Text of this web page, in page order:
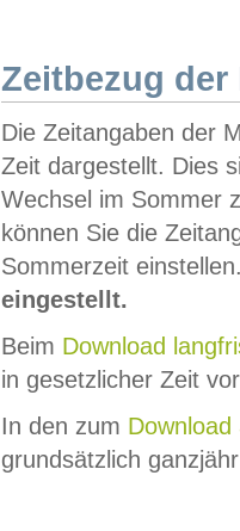
Zeitbezug der
Die Zeitangaben der
Zeit dargestellt. Dies
Wechsel im Sommer
können Sie die
Sommerzeit
eingestellt.
Beim Download
in gesetzlicher Zeit
In den zum Download
grundsätzlich